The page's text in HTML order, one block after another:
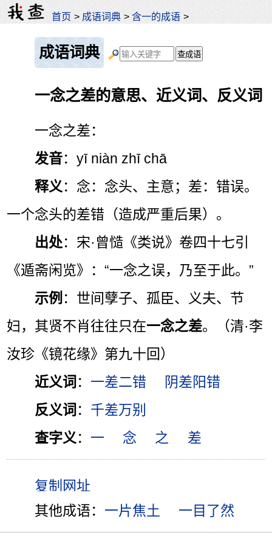
首页 > 成语词典 >含一的成语 >
成语词典
一念之差的意思、近义词、反义词
一念之差：
发音：yī niàn zhī chā
释义 ：念：念头、主意；差：错误。
一个念头的差错（造成严重后果）。
出处：宋·曾慥《类说》卷四十七引
《遁斋闲览》：“一念之误，乃至于此。”
示例 ：世间孽子、孤臣、义夫、节
妇，其贤不肖往往只在一念之差。（清·李
汝珍《镜花缘》第九十回）
近义词 ： 一差二错
阴差阳错
反义词 ： 千差万别
查字义 ： 一 念 之 差
其他成语： 一片焦土 一目了然